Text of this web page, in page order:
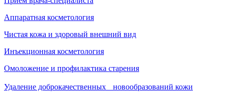
Аппаратная косметология
Чистая кожа и здоровый внешний вид
Инъекционная косметология
Омоложение и профилактика старения
Удаление доброкачественных новообразований кожи